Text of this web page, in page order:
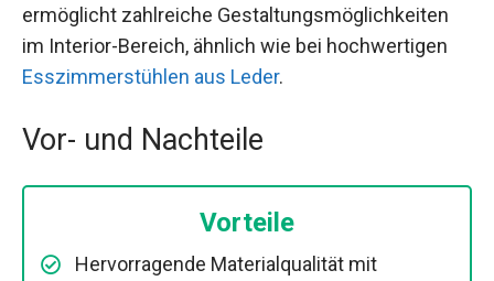
ermöglicht zahlreiche Gestaltungsmöglichkeiten
im Interior-Bereich, ähnlich wie bei hochwertigen
Esszimmerstühlen aus Leder.
Vor- und Nachteile
Vorteile
Hervorragende Materialqualität mit